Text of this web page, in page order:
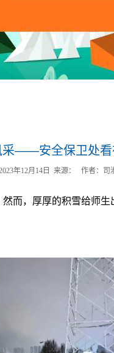
采——安全保卫处看
年12月14日 来源： 作者：司
而，厚厚的积雪给师生